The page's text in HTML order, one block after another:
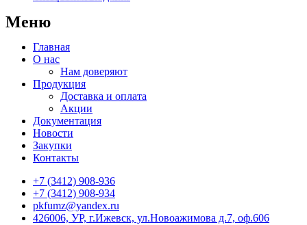
Меню
Главная
О нас
Нам доверяют
Продукция
Доставка и оплата
Акции
Документация
Новости
Закупки
Контакты
+7 (3412) 908-936
+7 (3412) 908-934
pkfumz@yandex.ru
426006, УР, г.Ижевск, ул.Новоажимова д.7, оф.606